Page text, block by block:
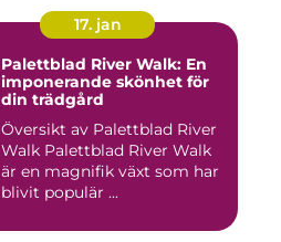
17. jan
Palettblad River Walk: En
imponerande skönhet för
din trädgård
Översikt av Palettblad River
Walk Palettblad River Walk
är en magnifik växt som har
blivit populär ...